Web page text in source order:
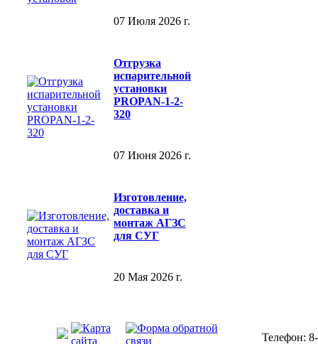
07 Июля 2026 г.
Отгрузка
испарительной
установки
PROPAN-1-2-
320
07 Июня 2026 г.
Изготовление,
доставка и
монтаж АГЗС
для СУГ
20 Мая 2026 г.
Телефон: